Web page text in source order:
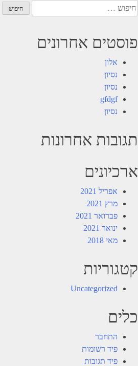
חיפוש:
פוסטים אחרונים
אלון
נסיון
נסיון
gfdgf
נסיון
תגובות אחרונות
ארכיונים
אפריל 2021
מרץ 2021
פברואר 2021
ינואר 2021
מאי 2018
קטגוריות
Uncategorized
כלים
התחבר
פיד רשומות
פיד תגובות